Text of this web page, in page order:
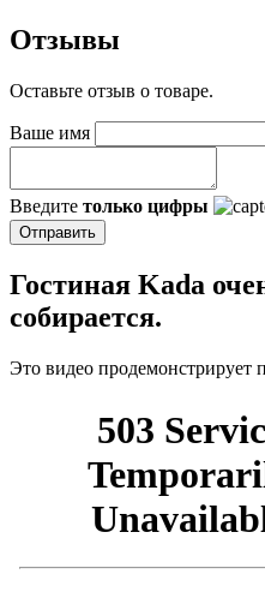
Отзывы
Оставьте отзыв о товаре.
Ваше имя
Введите только цифры
Гостиная Kada
собирается.
Это видео продемонстрирует